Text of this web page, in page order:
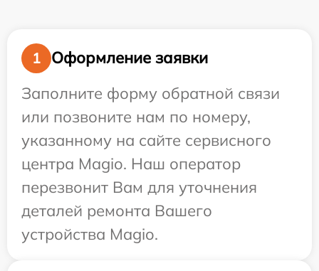
1
Оформление заявки
Заполните форму обратной связи
или позвоните нам по номеру,
указанному на сайте сервисного
центра Magio. Наш оператор
перезвонит Вам для уточнения
деталей ремонта Вашего
устройства Magio.